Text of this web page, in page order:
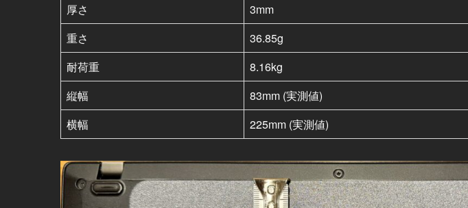
厚さ
3mm
重さ
36.85g
耐荷重
8.16kg
縦幅
83mm (実測値)
横幅
225mm (実測値)